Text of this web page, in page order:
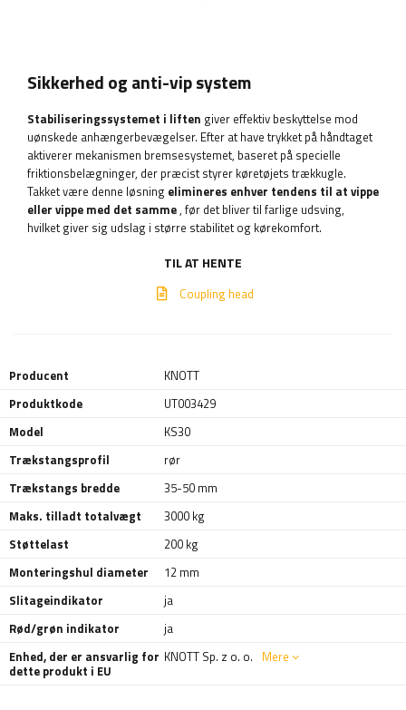
Sikkerhed og anti-vip system
Stabiliseringssystemet i liften giver effektiv beskyttelse mod
uønskede anhængerbevægelser. Efter at have trykket på håndtaget
aktiverer mekanismen bremsesystemet, baseret på specielle
friktionsbelægninger, der præcist styrer køretøjets trækkugle.
Takket være denne løsning elimineres enhver tendens til at vippe
eller vippe med det samme, før det bliver til farlige udsving,
hvilket giver sig udslag i større stabilitet og kørekomfort.
TIL AT HENTE
Coupling head
Producent
KNOTT
Produktkode
UT003429
Model
KS30
Trækstangsprofil
rør
Trækstangs bredde
35-50 mm
Maks. tilladt totalvægt
3000 kg
Støttelast
200 kg
Monteringshul diameter
12 mm
Slitageindikator
ja
Rød/grøn indikator
ja
Enhed, der er ansvarlig for
dette produkt i EU
KNOTT Sp. z o. o. Mere